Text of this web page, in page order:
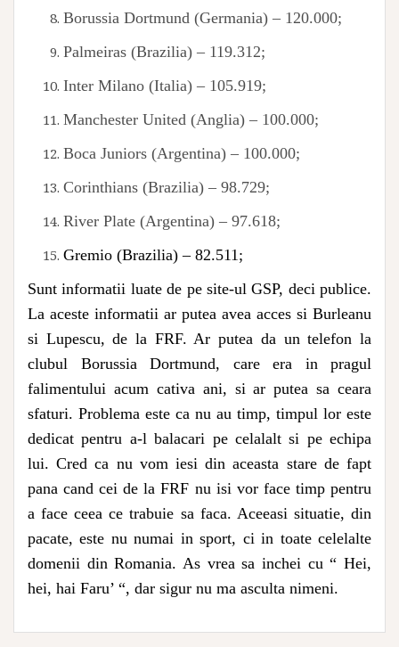
Borussia Dortmund (Germania) – 120.000;
Palmeiras (Brazilia) – 119.312;
Inter Milano (Italia) – 105.919;
Manchester United (Anglia) – 100.000;
Boca Juniors (Argentina) – 100.000;
Corinthians (Brazilia) – 98.729;
River Plate (Argentina) – 97.618;
Gremio (Brazilia) – 82.511;
Sunt informatii luate de pe site-ul GSP, deci publice.
La aceste informatii ar putea avea acces si Burleanu
si Lupescu, de la FRF. Ar putea da un telefon la
clubul Borussia Dortmund, care era in pragul
falimentului acum cativa ani, si ar putea sa ceara
sfaturi. Problema este ca nu au timp, timpul lor este
dedicat pentru a-l balacari pe celalalt si pe echipa
lui. Cred ca nu vom iesi din aceasta stare de fapt
pana cand cei de la FRF nu isi vor face timp pentru
a face ceea ce trabuie sa faca. Aceeasi situatie, din
pacate, este nu numai in sport, ci in toate celelalte
domenii din Romania. As vrea sa inchei cu “ Hei,
hei, hai Faru’ “, dar sigur nu ma asculta nimeni.